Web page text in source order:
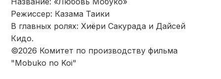
Режиссер: Казама Таики
В главных ролях: Хиёри Сакурада и Дайсей
Кидо.
©2026 Комитет по производству фильма
"Mobuko no Koi"